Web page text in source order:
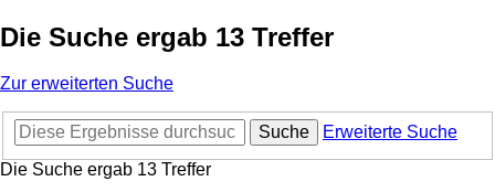
Die Suche ergab 13 Treffer
Zur erweiterten Suche
Suche
Erweiterte Suche
Die Suche ergab 13 Treffer